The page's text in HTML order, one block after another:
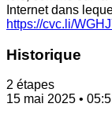
Internet dans
https://cvc.li/
Historique
2 étapes
15 mai 2025 •